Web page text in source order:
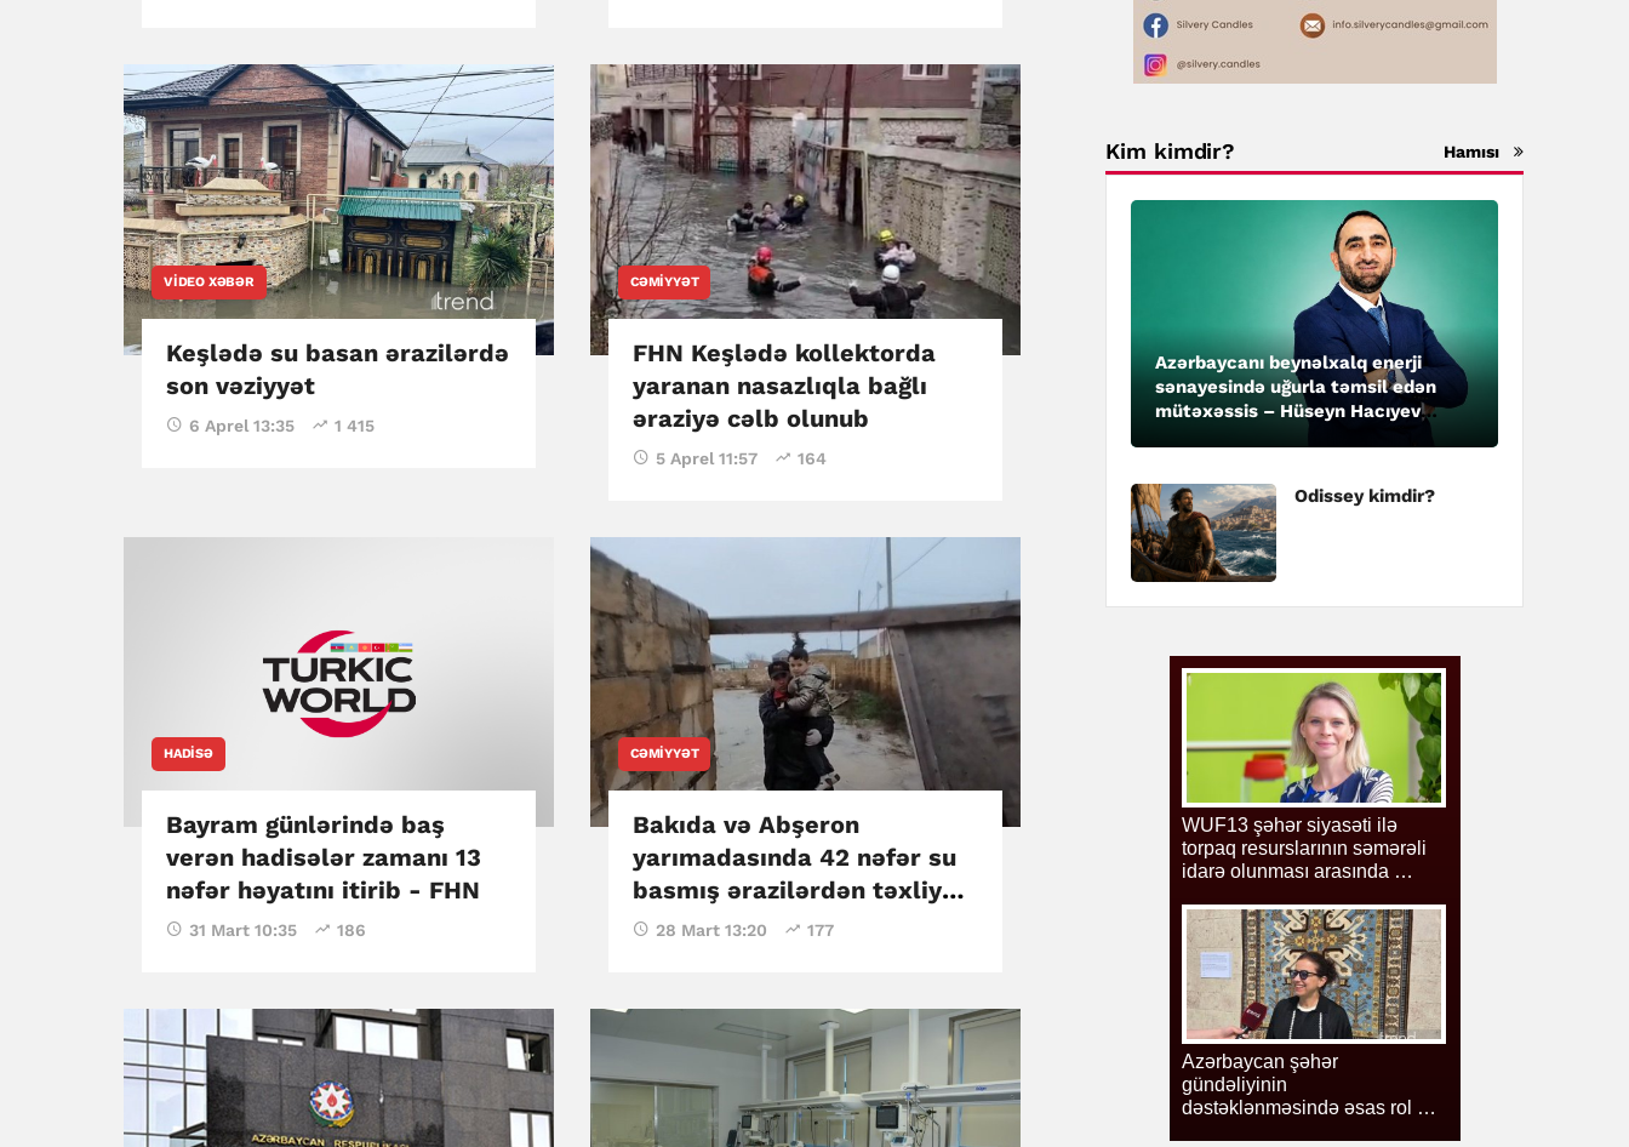
VIDEO XƏBƏR
Keşlədə su basan ərazilərdə
son vəziyyət
6 Aprel 13:35 1 415
CƏMIYYƏT
FHN Keşlədə kollektorda
yaranan nasazlıqla bağlı
əraziyə cəlb olunub
5 Aprel 11:57 164
HADISƏ
Bayram günlərində baş
verən hadisələr zamanı 13
nəfər həyatını itirib - FHN
31 Mart 10:35 186
CƏMIYYƏT
Bakıda və Abşeron
yarımadasında 42 nəfər su
basmış ərazilərdən təxliyə
edilib
28 Mart 13:20 177
Kim kimdir? Hamısı
Azərbaycanı beynəlxalq enerji
sənayesində uğurla təmsil edən
mütəxəssis – Hüseyn Hacıyev
Odissey kimdir?